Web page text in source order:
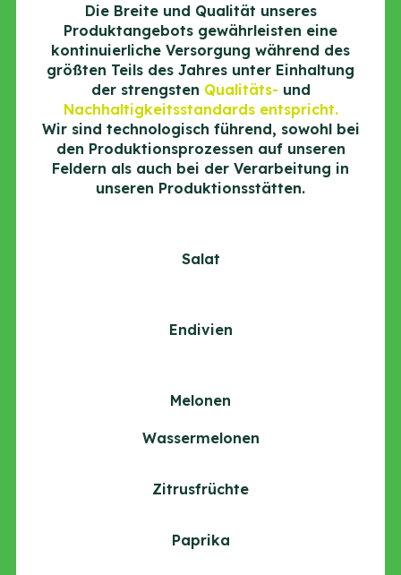
Die Breite und Qualität unseres
Produktangebots gewährleisten eine
kontinuierliche Versorgung während des
größten Teils des Jahres unter Einhaltung
der strengsten Qualitäts- und
Nachhaltigkeitsstandards entspricht.
Wir sind technologisch führend, sowohl bei
den Produktionsprozessen auf unseren
Feldern als auch bei der Verarbeitung in
unseren Produktionsstätten.
Salat
Endivien
Melonen
Wassermelonen
Zitrusfrüchte
Paprika